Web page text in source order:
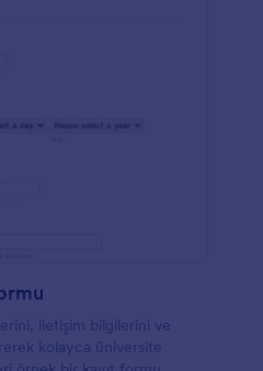
iletişim bilgilerini ve
kolayca üniversite